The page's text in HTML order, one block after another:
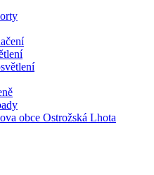
obce Ostrožská Lhota